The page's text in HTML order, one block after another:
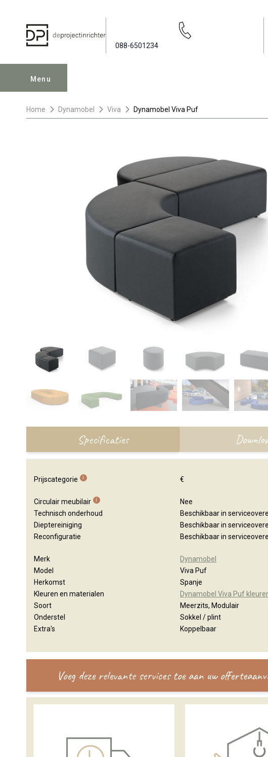
088-6501234
Menu
Home Dynamobel Viva Dynamobel Viva Puf
Specificaties
Prijscategorie i €
Circulair meubilair i
Nee
Technisch onderhoud
Beschikbaar in
Dieptereiniging
Beschikbaar in
Reconfiguratie
Beschikbaar in
Merk
Dynamobel
Model
Viva Puf
Herkomst
Spanje
Kleuren en materialen
Dynamobel Viva Puf
Soort
Meerzits, Modulair
Onderstel
Sokkel / plint
Extra's
Koppelbaar
Voeg deze relevante services toe aan uw